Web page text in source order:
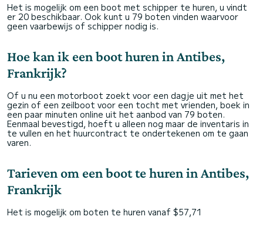
Het is mogelijk om een boot met schipper te huren, u vindt
er 20 beschikbaar. Ook kunt u 79 boten vinden waarvoor
geen vaarbewijs of schipper nodig is.
Hoe kan ik een boot huren in Antibes,
Frankrijk?
Of u nu een motorboot zoekt voor een dagje uit met het
gezin of een zeilboot voor een tocht met vrienden, boek in
een paar minuten online uit het aanbod van 79 boten.
Eenmaal bevestigd, hoeft u alleen nog maar de inventaris in
te vullen en het huurcontract te ondertekenen om te gaan
varen.
Tarieven om een boot te huren in Antibes,
Frankrijk
Het is mogelijk om boten te huren vanaf $57,71